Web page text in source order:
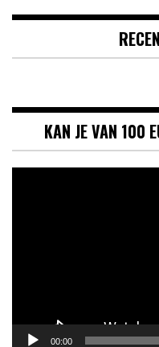
KAN JE VAN 100
00:00